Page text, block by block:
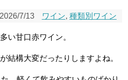
2026/7/13 ワイン, 種類別ワイン
い甘口赤ワイン。
結構大変だったりしますよね。